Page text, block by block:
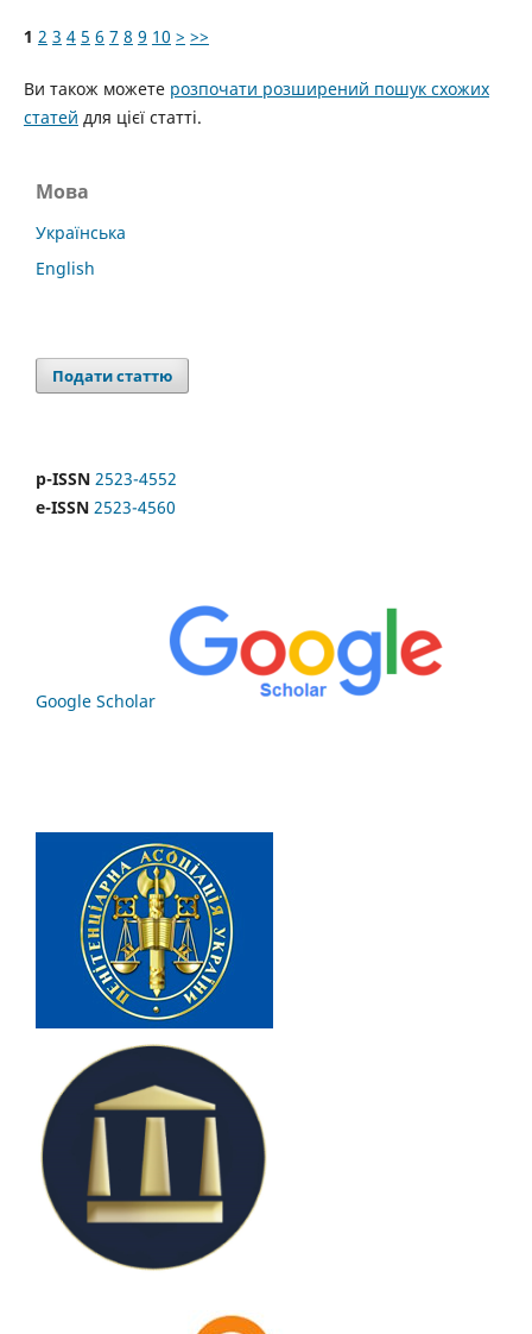
1 2 3 4 5 6 7 8 9 10 > >>
Ви також можете розпочати розширений пошук схожих
статей для цієї статті.
Мова
Українська
English
Подати статтю
p-ISSN 2523-4552
e-ISSN 2523-4560
Google Scholar